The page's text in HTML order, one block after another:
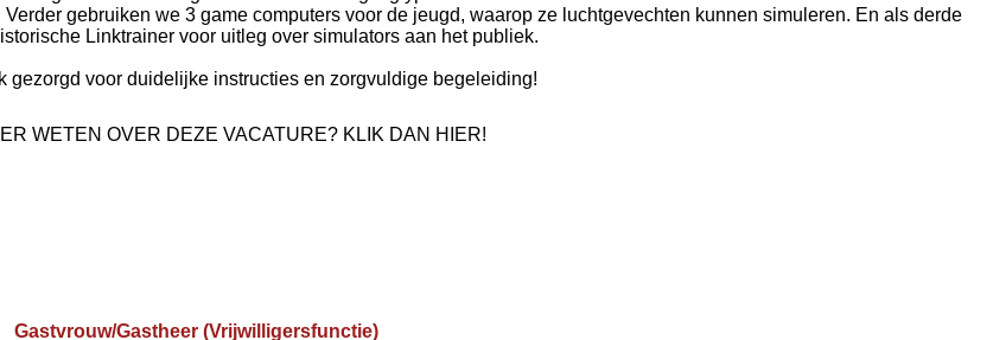
gebruiken we 3 game computers voor de jeugd, waarop ze luchtgevechten kunnen simuleren. En als derde
Linktrainer voor uitleg over simulators aan het publiek.
gezorgd voor duidelijke instructies en zorgvuldige begeleiding!
WETEN OVER DEZE VACATURE? KLIK DAN HIER!
Gastvrouw/Gastheer (Vrijwilligersfunctie)